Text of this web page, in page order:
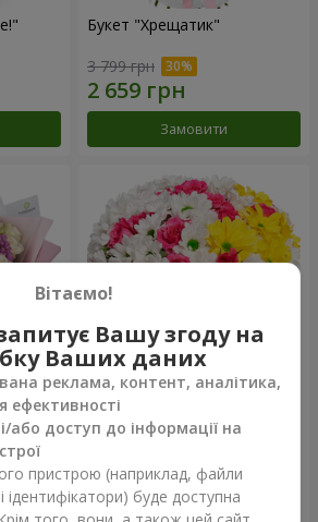
Букет "Хрещатик"
3 799 грн
Замовити
Квіти в коробці "Моє серце"
Замовити
Вітаємо!
Вашу згоду на
Ваших даних
реклама, контент, аналітика,
ефективності
або доступ до інформації на
пристрою (наприклад, файли
ідентифікатори) буде доступна